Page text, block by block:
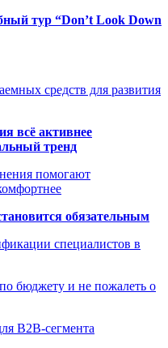
тур “Don’t Look Down
средств для развития
всё активнее
тренд
помогают
обязательным
специалистов в
бюджету и не пожалеть о
B2B-сегмента